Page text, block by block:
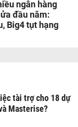
ngân hàng
đầu năm:
Big4 tụt hạng
tài trợ cho 18 dự
Masterise?